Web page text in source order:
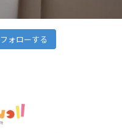
フォローする